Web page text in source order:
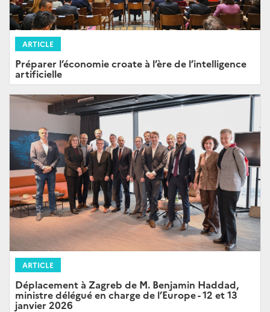
ARTICLE
Préparer l’économie croate à l’ère de l’intelligence
artificielle
ARTICLE
Déplacement à Zagreb de M. Benjamin Haddad,
ministre délégué en charge de l’Europe - 12 et 13
janvier 2026